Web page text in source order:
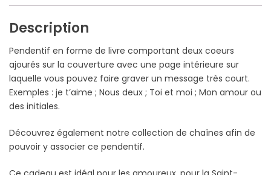
Description
Pendentif en forme de livre comportant deux coeurs
ajourés sur la couverture avec une page intérieure sur
laquelle vous pouvez faire graver un message très court.
Exemples : je t’aime ; Nous deux ; Toi et moi ; Mon amour ou
des initiales.
Découvrez également notre collection de chaînes afin de
pouvoir y associer ce pendentif.